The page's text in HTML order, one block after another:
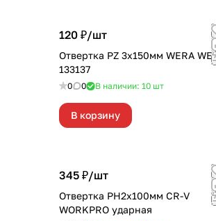
120 ₽/шт
Отвертка PZ 3х150мм WERA WE-
133137
0 0 В наличии: 10 шт
В корзину
345 ₽/шт
Отвертка PH2x100мм CR-V
WORKPRO ударная